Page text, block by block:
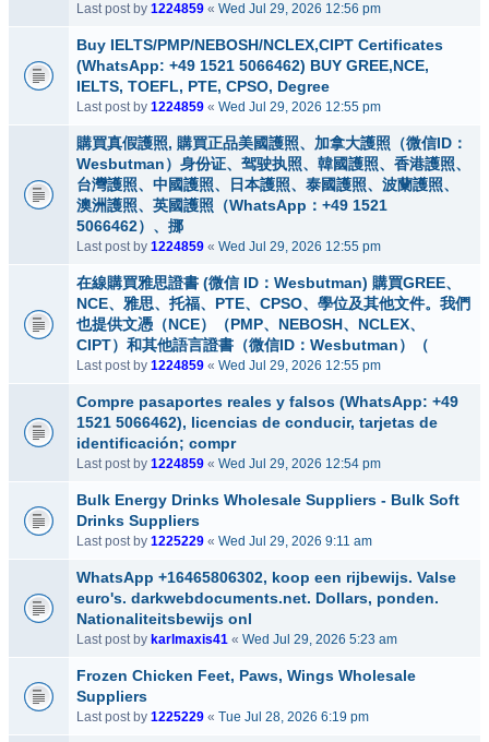
Last post by 1224859 « Wed Jul 29, 2026 12:56 pm
Buy IELTS/PMP/NEBOSH/NCLEX,CIPT Certificates
(WhatsApp: +49 1521 5066462) BUY GREE,NCE,
IELTS, TOEFL, PTE, CPSO, Degree
Last post by 1224859 « Wed Jul 29, 2026 12:55 pm
購買真假護照, 購買正品美國護照、加拿大護照（微信ID：
Wesbutman）身份证、驾驶执照、韓國護照、香港護照、
台灣護照、中國護照、日本護照、泰國護照、波蘭護照、
澳洲護照、英國護照（WhatsApp：+49 1521
5066462）、挪
Last post by 1224859 « Wed Jul 29, 2026 12:55 pm
在線購買雅思證書 (微信 ID：Wesbutman) 購買GREE、
NCE、雅思、托福、PTE、CPSO、學位及其他文件。我們
也提供文憑（NCE）（PMP、NEBOSH、NCLEX、
CIPT）和其他語言證書（微信ID：Wesbutman）（
Last post by 1224859 « Wed Jul 29, 2026 12:55 pm
Compre pasaportes reales y falsos (WhatsApp: +49
1521 5066462), licencias de conducir, tarjetas de
identificación; compr
Last post by 1224859 « Wed Jul 29, 2026 12:54 pm
Bulk Energy Drinks Wholesale Suppliers - Bulk Soft
Drinks Suppliers
Last post by 1225229 « Wed Jul 29, 2026 9:11 am
WhatsApp +16465806302, koop een rijbewijs. Valse
euro's. darkwebdocuments.net. Dollars, ponden.
Nationaliteitsbewijs onl
Last post by karlmaxis41 « Wed Jul 29, 2026 5:23 am
Frozen Chicken Feet, Paws, Wings Wholesale
Suppliers
Last post by 1225229 « Tue Jul 28, 2026 6:19 pm